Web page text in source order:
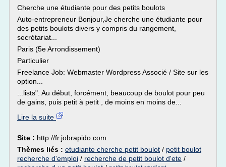
Cherche une étudiante pour des petits boulots
Auto-entrepreneur Bonjour,Je cherche une étudiante pour
des petits boulots divers y compris du rangement,
secrétariat...
Paris (5e Arrondissement)
Particulier
Freelance Job: Webmaster Wordpress Associé / Site sur les
option...
...lists". Au début, forcément, beaucoup de boulot pour peu
de gains, puis petit à petit , de moins en moins de...
Lire la suite
Site : http://fr.jobrapido.com
Thèmes liés : etudiante cherche petit boulot / petit boulot
recherche d'emploi / recherche de petit boulot d'ete /